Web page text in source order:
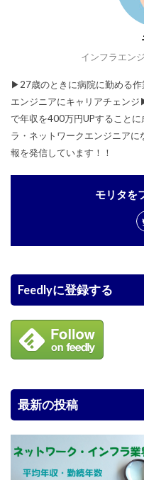
インフラエン
▶︎27歳のときに病院に勤める作
エンジニアにキャリアチェン
で年収を400万円UPすること
ラ・ネットワークエンジニア
報を発信しています！！
モリタを
Feedlyに登録する
最新の投稿